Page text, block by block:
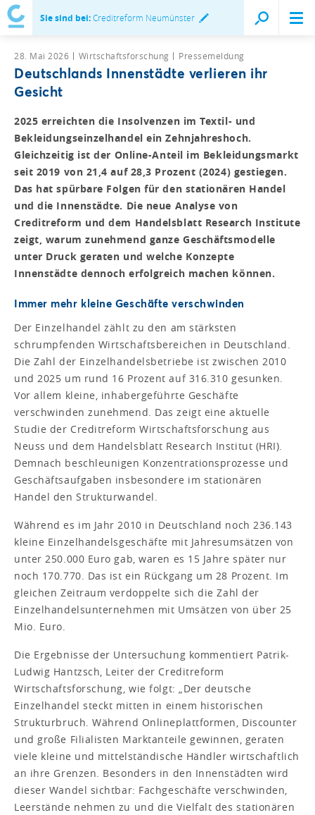
Sie sind bei:Creditreform Neumünster
28. Mai 2026 Wirtschaftsforschung Pressemeldung
Deutschlands Innenstädte verlieren ihr
Gesicht
2025 erreichten die Insolvenzen im Textil- und
Bekleidungseinzelhandel ein Zehnjahreshoch.
Gleichzeitig ist der Online-Anteil im Bekleidungsmarkt
seit 2019 von 21,4 auf 28,3 Prozent (2024) gestiegen.
Das hat spürbare Folgen für den stationären Handel
und die Innenstädte. Die neue Analyse von
Creditreform und dem Handelsblatt Research Institute
zeigt, warum zunehmend ganze Geschäftsmodelle
unter Druck geraten und welche Konzepte
Innenstädte dennoch erfolgreich machen können.
Immer mehr kleine Geschäfte verschwinden
Der Einzelhandel zählt zu den am stärksten
schrumpfenden Wirtschaftsbereichen in Deutschland.
Die Zahl der Einzelhandelsbetriebe ist zwischen 2010
und 2025 um rund 16 Prozent auf 316.310 gesunken.
Vor allem kleine, inhabergeführte Geschäfte
verschwinden zunehmend. Das zeigt eine aktuelle
Studie der Creditreform Wirtschaftsforschung aus
Neuss und dem Handelsblatt Research Institut (HRI).
Demnach beschleunigen Konzentrationsprozesse und
Geschäftsaufgaben insbesondere im stationären
Handel den Strukturwandel.
Während es im Jahr 2010 in Deutschland noch 236.143
kleine Einzelhandelsgeschäfte mit Jahresumsätzen von
unter 250.000 Euro gab, waren es 15 Jahre später nur
noch 170.770. Das ist ein Rückgang um 28 Prozent. Im
gleichen Zeitraum verdoppelte sich die Zahl der
Einzelhandelsunternehmen mit Umsätzen von über 25
Mio. Euro.
Die Ergebnisse der Untersuchung kommentiert Patrik-
Ludwig Hantzsch, Leiter der Creditreform
Wirtschaftsforschung, wie folgt: „Der deutsche
Einzelhandel steckt mitten in einem historischen
Strukturbruch. Während Onlineplattformen, Discounter
und große Filialisten Marktanteile gewinnen, geraten
viele kleine und mittelständische Händler wirtschaftlich
an ihre Grenzen. Besonders in den Innenstädten wird
dieser Wandel sichtbar: Fachgeschäfte verschwinden,
Leerstände nehmen zu und die Vielfalt des stationären